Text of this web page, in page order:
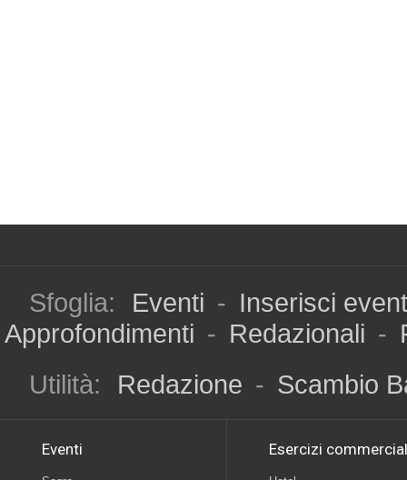
Sfoglia: Eventi - Inserisci
Approfondimenti - Redazionali -
Utilità:
Redazione - Scambio
Eventi Esercizi